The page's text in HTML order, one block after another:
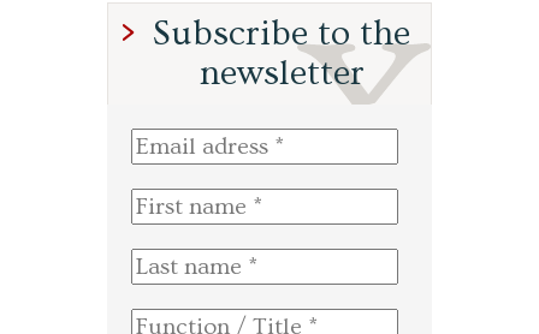
Subscribe to the
newsletter